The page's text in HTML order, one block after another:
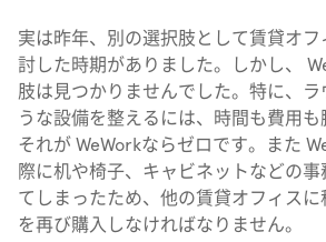
実は昨年、別の選択肢として賃貸オ
討した時期がありました。しかし、
肢は見つかりませんでした。特に、
うな設備を整えるには、時間も費用も
それが WeWorkならゼロです。また
際に机や椅子、キャビネットなどの
てしまったため、他の賃貸オフィス
を再び購入しなければなりません。